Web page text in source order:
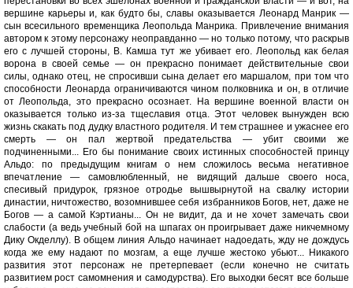
вершине карьеры и, как будто бы, славы оказывается Леонард Манрик —
сын всесильного временщика Леопольда Манрика. Привлечение внимания
автором к этому персонажу неоправданно — но только потому, что раскрыв
его с лучшей стороны, В. Камша тут же убивает его. Леопольд как белая
ворона в своей семье — он прекрасно понимает действительные свои
силы, однако отец, не спросивши сына делает его маршалом, при том что
способности Леонарда ограничиваются чином полковника и он, в отличие
от Леопольда, это прекрасно осознает. На вершине военной власти он
оказывается только из-за тщеславия отца. Этот человек вынужден всю
жизнь скакать под дудку властного родителя. И тем страшнее и ужаснее его
смерть — он пал жертвой предательства — убит своими же
подчиненными... Его бы понимание своих истинных способностей принцу
Альдо: по предыдущим книгам о нем сложилось весьма негативное
впечатление — самовлюбленный, не видящий дальше своего носа,
спесивый придурок, грязное отродье вышвырнутой на свалку истории
династии, ничтожество, возомнившее себя избранников Богов, нет, даже не
Богов — а самой Кэртианы... Он не видит, да и не хочет замечать свои
слабости (а ведь учебный бой на шпагах он проигрывает даже никчемному
Дику Окделлу). В общем линия Альдо начинает надоедать, жду не дождусь
когда же ему надают по мозгам, а еще лучше жестоко убьют... Никакого
развития этот персонаж не претерпевает (если конечно не считать
развитием рост самомнения и самодурства). Его выходки бесят все больше